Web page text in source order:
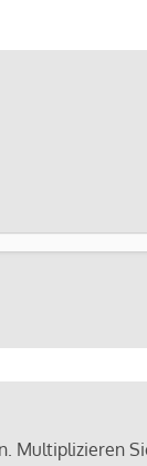
Multiplizieren